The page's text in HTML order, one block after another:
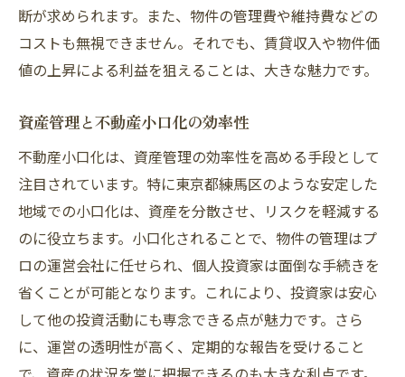
断が求められます。また、物件の管理費や維持費などの
コストも無視できません。それでも、賃貸収入や物件価
値の上昇による利益を狙えることは、大きな魅力です。
資産管理と不動産小口化の効率性
不動産小口化は、資産管理の効率性を高める手段として
注目されています。特に東京都練馬区のような安定した
地域での小口化は、資産を分散させ、リスクを軽減する
のに役立ちます。小口化されることで、物件の管理はプ
ロの運営会社に任せられ、個人投資家は面倒な手続きを
省くことが可能となります。これにより、投資家は安心
して他の投資活動にも専念できる点が魅力です。さら
に、運営の透明性が高く、定期的な報告を受けること